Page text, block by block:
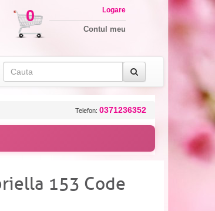
0 Logare
Contul meu
Telefon: 0371236352
153 Code